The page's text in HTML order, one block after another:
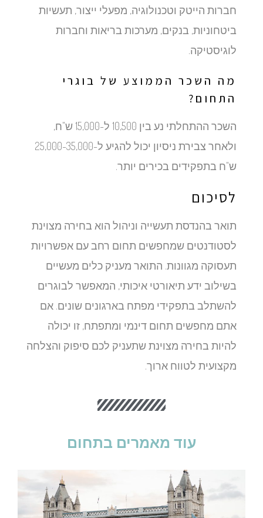
חברות הייטק וטכנולוגיה, מפעלי ייצור, תעשיות
ביטחוניות, בנקים, מערכות בריאות וחברות
לוגיסטיקה.
מה השכר הממוצע של בוגרי
התחום?
השכר ההתחלתי נע בין 10,500 ל-15,000 ש"ח,
ולאחר צבירת ניסיון יכול להגיע ל-25,000-35,000
ש"ח בתפקידים בכירים יותר.
לסיכום
תואר בהנדסת תעשייה וניהול הוא בחירה מצוינת
לסטודנטים שמחפשים תחום רחב עם אפשרויות
תעסוקה מגוונות. התואר מעניק כלים מעשיים
בשילוב ידע תיאורטי איכותי, המאפשר לבוגרים
להשתלב בתפקידי מפתח בארגונים שונים. אם
אתם מחפשים תחום דינמי ומתפתח, זו יכולה
להיות בחירה מצוינת שתעניק לכם סיפוק והצלחה
מקצועית לטווח ארוך.
עוד מאמרים בתחום